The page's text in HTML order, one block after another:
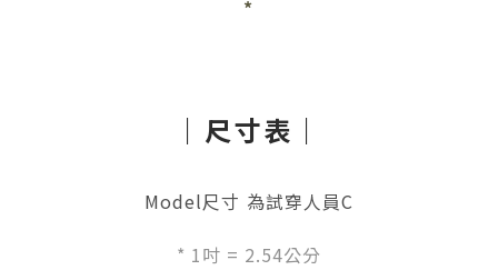
*
｜尺寸表｜
Model尺寸 為試穿人員C
* 1吋 = 2.54公分